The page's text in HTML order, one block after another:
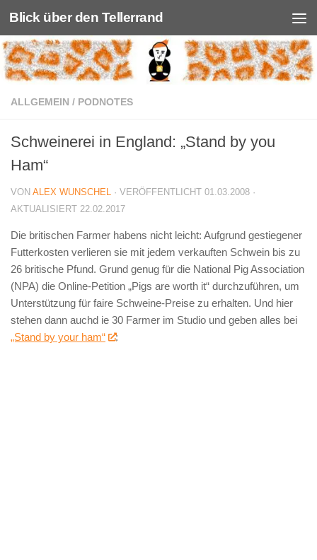
Unter dem Inhalt
Blick über den Tellerrand
ALLGEMEIN / PODNOTES
Schweinerei in England: „Stand by you
Ham“
VON ALEX WUNSCHEL · VERÖFFENTLICHT 01.03.2008 ·
AKTUALISIERT 22.02.2017
Die britischen Farmer habens nicht leicht: Aufgrund gestiegener
Futterkosten verlieren sie mit jedem verkauften Schwein bis zu
26 britische Pfund. Grund genug für die National Pig Association
(NPA) die Online-Petition „Pigs are worth it“ durchzuführen, um
Unterstützung für faire Schweine-Preise zu erhalten. Und hier
stehen dann auchd ie 30 Farmer im Studio und geben alles bei
„Stand by your ham“
: